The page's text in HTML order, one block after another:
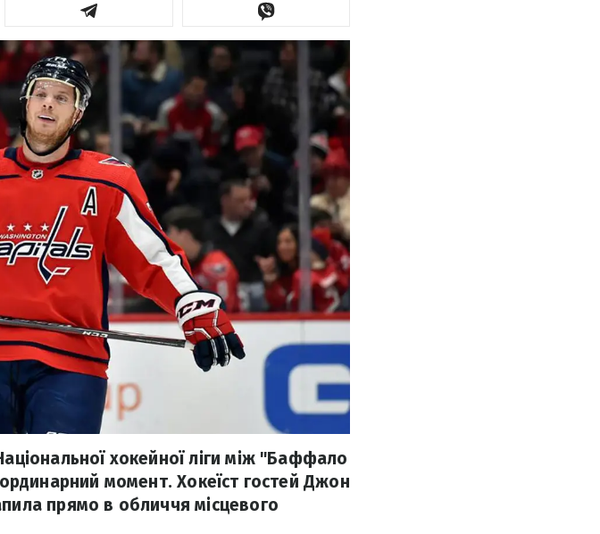
хокейної ліги між "Баффало
момент. Хокеїст гостей Джон
прямо в обличчя місцевого